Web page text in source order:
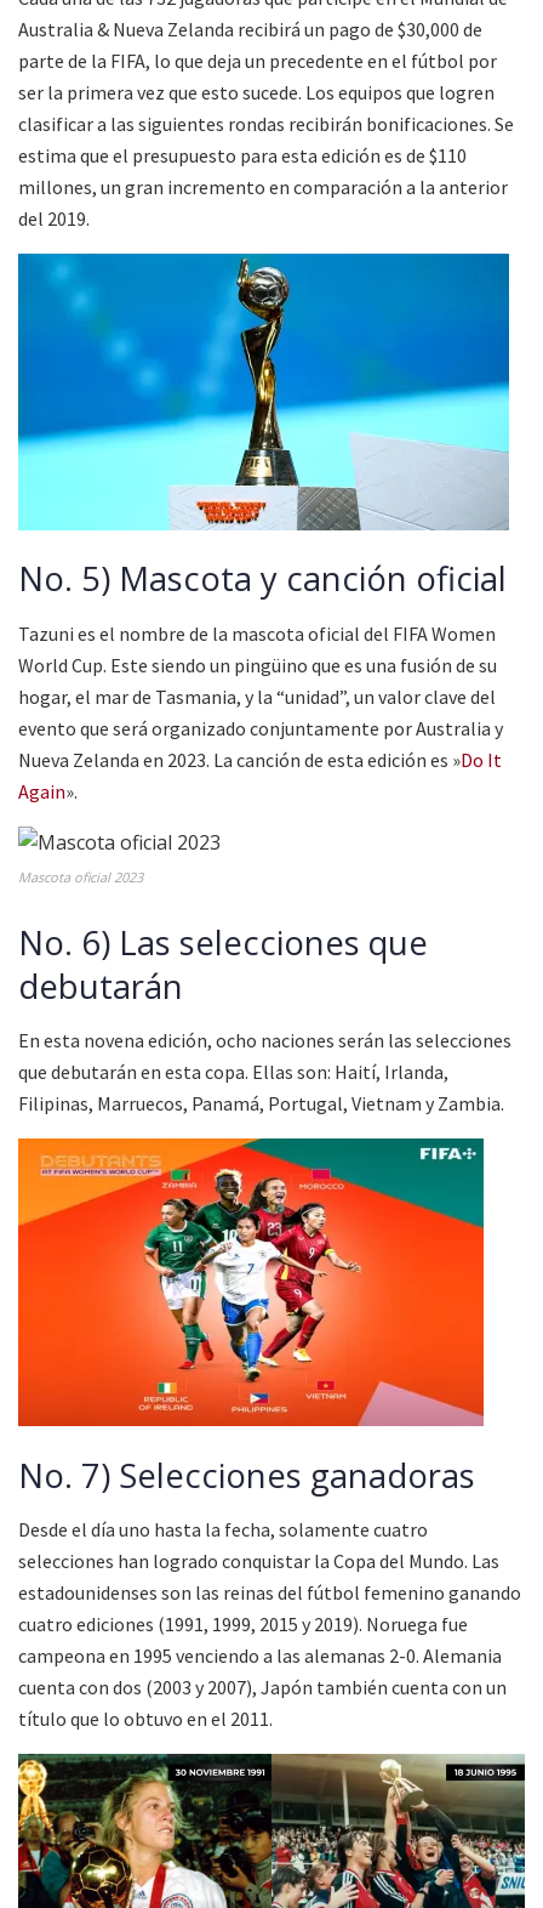
Australia & Nueva Zelanda recibirá un pago de $30,000 de
parte de la FIFA, lo que deja un precedente en el fútbol por
ser la primera vez que esto sucede. Los equipos que logren
clasificar a las siguientes rondas recibirán bonificaciones. Se
estima que el presupuesto para esta edición es de $110
millones, un gran incremento en comparación a la anterior
del 2019.
No. 5) Mascota y canción oficial
Tazuni es el nombre de la mascota oficial del FIFA Women
World Cup. Este siendo un pingüino que es una fusión de su
hogar, el mar de Tasmania, y la “unidad”, un valor clave del
evento que será organizado conjuntamente por Australia y
Nueva Zelanda en 2023. La canción de esta edición es »Do It
Again».
Mascota oficial 2023
No. 6) Las selecciones que
debutarán
En esta novena edición, ocho naciones serán las selecciones
que debutarán en esta copa. Ellas son: Haití, Irlanda,
Filipinas, Marruecos, Panamá, Portugal, Vietnam y Zambia.
No. 7) Selecciones ganadoras
Desde el día uno hasta la fecha, solamente cuatro
selecciones han logrado conquistar la Copa del Mundo. Las
estadounidenses son las reinas del fútbol femenino ganando
cuatro ediciones (1991, 1999, 2015 y 2019). Noruega fue
campeona en 1995 venciendo a las alemanas 2-0. Alemania
cuenta con dos (2003 y 2007), Japón también cuenta con un
título que lo obtuvo en el 2011.